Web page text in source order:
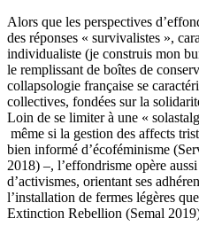
Alors que les perspectives
des réponses « survivalistes »,
individualiste (je construis mon
le remplissant de boîtes de
collapsologie française se
collectives, fondées sur la
Loin de se limiter à une «
même si la gestion des affects
bien informé d’écoféminisme
2018) –, l’effondrisme opère
d’activismes, orientant ses
l’installation de fermes légères
Extinction Rebellion (Semal